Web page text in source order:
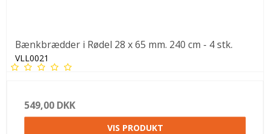
Bænkbrædder i Rødel 28 x 65 mm. 240 cm - 4 stk.
VLL0021
549,00 DKK
VIS PRODUKT